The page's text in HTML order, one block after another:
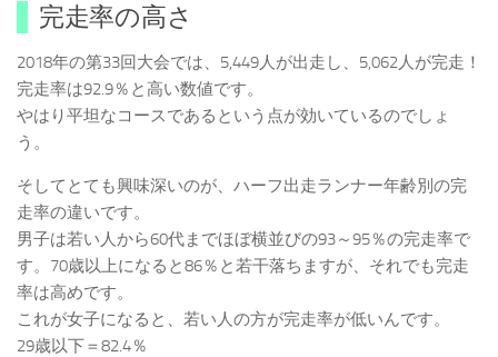
完走率の高さ
2018年の第33回大会では、5,449人が出走し、5,062人が完走！
完走率は92.9％と高い数値です。
やはり平坦なコースであるという点が効いているのでしょ
う。
そしてとても興味深いのが、ハーフ出走ランナー年齢別の完
走率の違いです。
男子は若い人から60代までほぼ横並びの93～95％の完走率で
す。70歳以上になると86％と若干落ちますが、それでも完走
率は高めです。
これが女子になると、若い人の方が完走率が低いんです。
29歳以下＝82.4％